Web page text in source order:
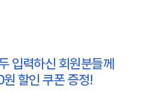
입력하신 회원분들께
할인 쿠폰 증정!